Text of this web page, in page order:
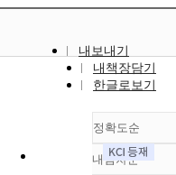
내보내기
내책장담기
한글로보기
정확도순
정확도
내림차순